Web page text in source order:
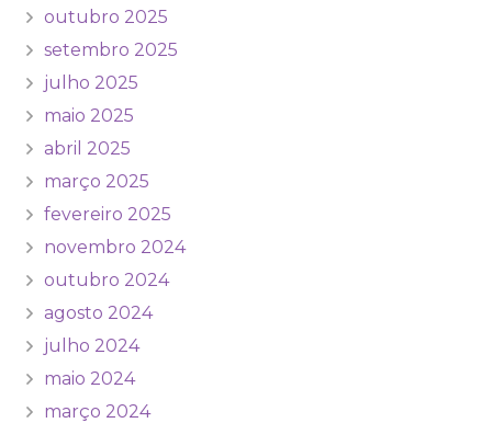
outubro 2025
setembro 2025
julho 2025
maio 2025
abril 2025
março 2025
fevereiro 2025
novembro 2024
outubro 2024
agosto 2024
julho 2024
maio 2024
março 2024